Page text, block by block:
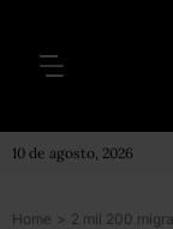
10 de agosto, 2026
Home >